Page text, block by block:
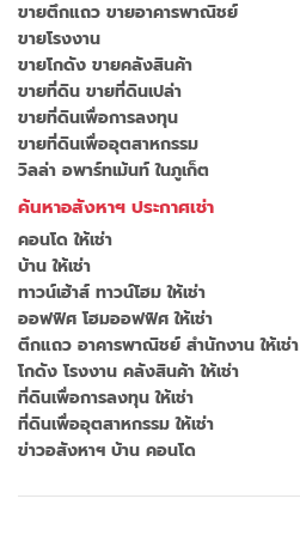
ขายตึกแถว ขายอาคารพาณิชย์
ขายโรงงาน
ขายโกดัง ขายคลังสินค้า
ขายที่ดิน ขายที่ดินเปล่า
ขายที่ดินเพื่อการลงทุน
ขายที่ดินเพื่ออุตสาหกรรม
วิลล่า อพาร์ทเม้นท์ ในภูเก็ต
ค้นหาอสังหาฯ ประกาศเช่า
คอนโด ให้เช่า
บ้าน ให้เช่า
ทาวน์เฮ้าส์ ทาวน์โฮม ให้เช่า
ออฟฟิศ โฮมออฟฟิศ ให้เช่า
ตึกแถว อาคารพาณิชย์ สำนักงาน ให้เช่า
โกดัง โรงงาน คลังสินค้า ให้เช่า
ที่ดินเพื่อการลงทุน ให้เช่า
ที่ดินเพื่ออุตสาหกรรม ให้เช่า
ข่าวอสังหาฯ บ้าน คอนโด